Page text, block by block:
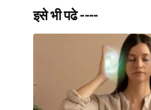
इसे भी पढे ----